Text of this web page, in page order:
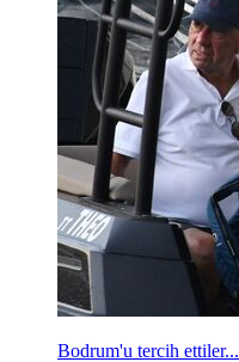
Bodrum'u tercih ettiler...